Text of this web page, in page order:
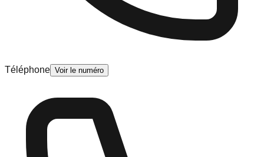
Téléphone Voir le numéro